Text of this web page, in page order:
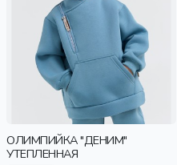
ОЛИМПИЙКА "ДЕНИМ"
УТЕПЛЕННАЯ